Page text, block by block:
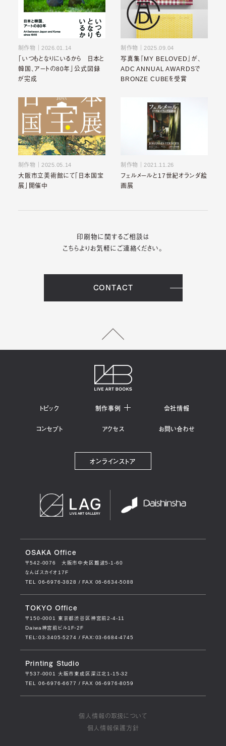
制作物 2026.01.14
「いつもとなりにいるから 日本と
韓国、アートの80年」公式図録
が完成
制作物 2025.09.04
写真集『MY BELOVED』が、
ADC ANNUAL AWARDSで
BRONZE CUBEを受賞
制作物 2025.05.14
大阪市立美術館にて「日本国宝
展」開催中
制作物 2021.11.26
フェルメールと17世紀オランダ絵
画展
印刷物に関するご相談は
こちらよりお気軽にご連絡ください。
CONTACT
トピック 制作事例 会社情報
コンセプト アクセス お問い合わせ
オンラインストア
OSAKA Office
〒542-0076 大阪市中央区難波5-1-60
なんばスカイオ17F
TEL 06-6976-3828 / FAX 06-6634-5088
TOKYO Office
〒150-0001 東京都渋谷区神宮前2-4-11
Daiwa神宮前ビル1F・2F
TEL：03-3405-5274 / FAX：03-6684-4745
Printing Studio
〒537-0001 大阪市東成区深江北1-15-32
TEL 06-6976-6677 / FAX 06-6976-8059
個人情報の取扱について
個人情報保護方針